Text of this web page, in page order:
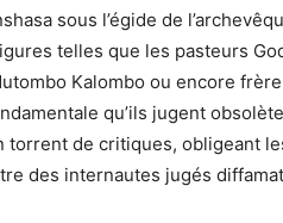
sous l’égide de
telles que les pasteurs
Kalombo ou encore
qu’ils jugent
torrent de critiques, obligeant
des internautes jugés